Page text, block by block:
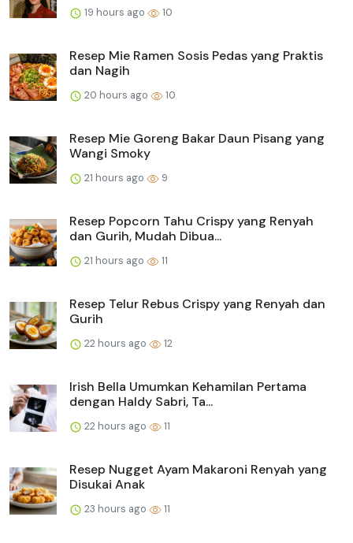
19 hours ago 10
Resep Mie Ramen Sosis Pedas yang Praktis
dan Nagih
20 hours ago 10
Resep Mie Goreng Bakar Daun Pisang yang
Wangi Smoky
21 hours ago 9
Resep Popcorn Tahu Crispy yang Renyah
dan Gurih, Mudah Dibua...
21 hours ago 11
Resep Telur Rebus Crispy yang Renyah dan
Gurih
22 hours ago 12
Irish Bella Umumkan Kehamilan Pertama
dengan Haldy Sabri, Ta...
22 hours ago 11
Resep Nugget Ayam Makaroni Renyah yang
Disukai Anak
23 hours ago 11